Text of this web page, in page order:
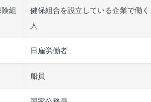
組
健保組合を設立している企業で働く
人
日雇労働者
船員